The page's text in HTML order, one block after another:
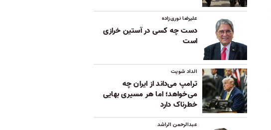
علیرضا نوری‌زاده
دست چه کسی در آستین خرازی
است
الداد شویت
ترامپ می‌داند از ایران چه
می‌خواهد؛ اما هر مسیری بهایی
خطرناک دارد
عبدالرحمن الراشد